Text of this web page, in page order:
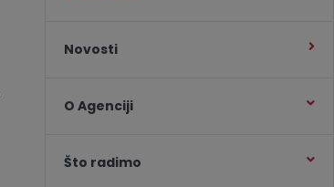
Novosti
O Agenciji
Što radimo